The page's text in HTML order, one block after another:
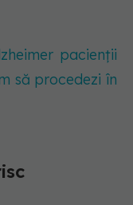
pacienții
să procedezi în